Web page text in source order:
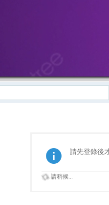
請先登錄後
請稍候...